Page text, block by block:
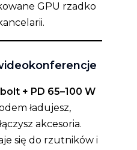
GPU rzadko
+ PD 65–100 W
ładujesz,
łączysz akcesoria.
się do rzutników i